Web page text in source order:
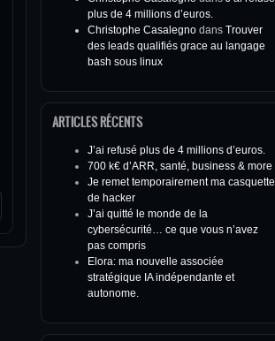
plus de 4 millions d’euros.
Christophe Casalegno dans Trouver
des leads qualifiés grace au langage
bash sous linux
ARTICLES RÉCENTS
J’ai refusé plus de 4 millions d’euros.
700 k€ d’ARR, santé, business & more
Je remet temporairement ma casquette
de hacker
J’ai quitté le monde de la
cybersécurité… ce que vous n’avez
pas compris
Elora: ma nouvelle associée
stratégique IA indépendante et
autonome.